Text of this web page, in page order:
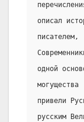
описал
одной
привели
русским